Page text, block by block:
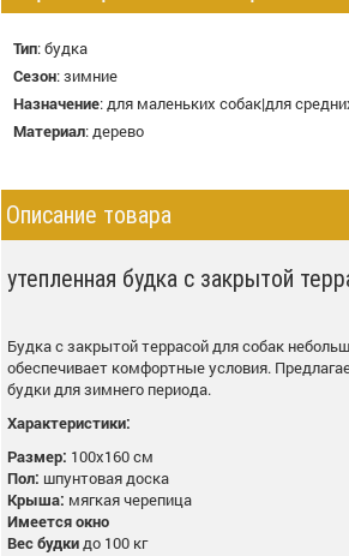
Тип:будка
Сезон:зимние
Назначение: для маленьких собак|для
Материал: дерево
Описание товара
утепленная будка с закрытой
Будка с закрытой террасой для собак
обеспечивает комфортные условия.
будки для зимнего периода.
Характеристики:
Размер: 100х160 см
Пол: шпунтовая доска
Крыша: мягкая черепица
Имеется окно
Вес будки до 100 кг